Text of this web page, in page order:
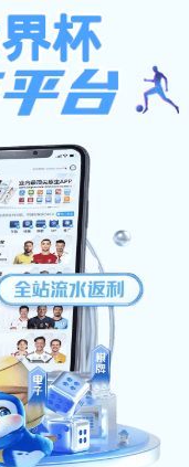
言贝博
人才培养